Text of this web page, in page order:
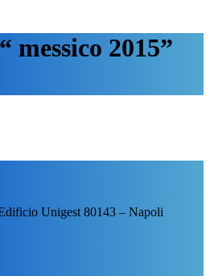
messico 2015”
Unigest 80143 – Napoli